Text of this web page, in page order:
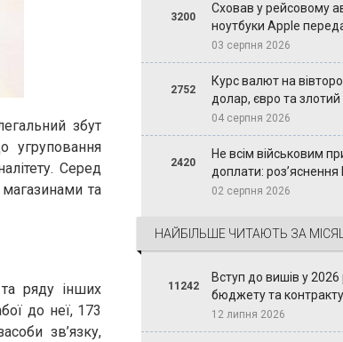
збут
угруповання
Серед
та
ряду інших
до неї, 173
зв’язку,
3200
Сховав у рейсовому
ноутбуки Apple
03 серпня 2026
2752
Курс валют на
долар, євро та злотий
04 серпня 2026
2420
Не всім військовим
доплати:
02 серпня 2026
НАЙБІЛЬШЕ ЧИТАЮТЬ ЗА
11242
Вступ до вишів у 2026
бюджету та контракту
12 липня 2026